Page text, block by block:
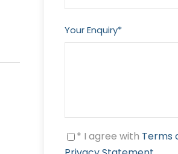
Your Enquiry*
* I agree with Terms